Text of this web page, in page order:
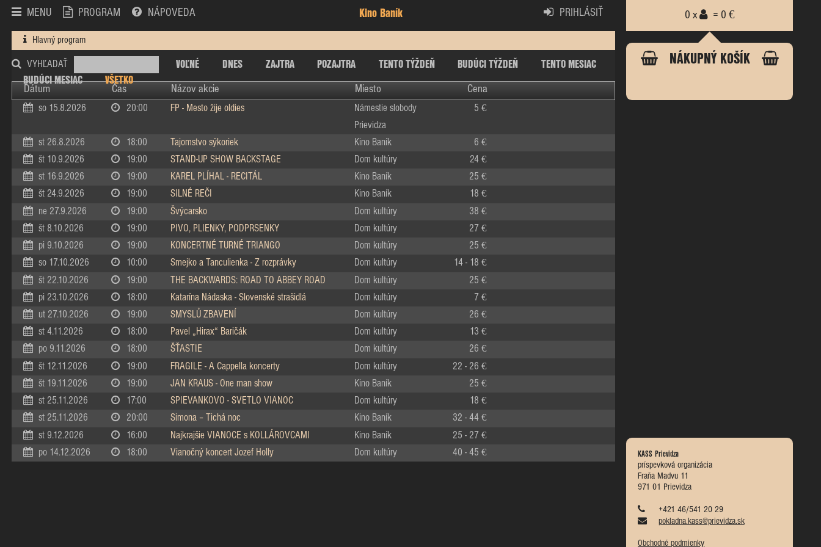
MENU PROGRAM NÁPOVEDA Kino Baník PRIHLÁSIŤ
Hlavný program
VYHĽADAŤ VOĽNÉ DNES ZAJTRA POZAJTRA TENTO TÝŽDEŇ BUDÚCI TÝŽDEŇ
TENTO MESIAC
BUDÚCI MESIAC
VŠETKO
Dátum Čas Názov akcie Miesto Cena
0 x = 0 €
NÁKUPNÝ KOŠÍK
KASS Prievidza
príspevková organizácia
Fraňa Madvu 11
971 01 Prievidza
+421 46/541 20 29
pokladna.kass@prievidza.sk
Obchodné podmienky
so 15.8.2026 20:00 FP - Mesto žije oldies
Námestie slobody
Prievidza
5 €
st 26.8.2026 18:00 Tajomstvo sýkoriek Kino Baník 6 €
št 10.9.2026 19:00 STAND-UP SHOW BACKSTAGE Dom kultúry 24 €
st 16.9.2026 19:00 KAREL PLÍHAL - RECITÁL Kino Baník 25 €
št 24.9.2026 19:00 SILNÉ REČI Kino Baník 18 €
ne 27.9.2026 19:00 Švýcarsko Dom kultúry 38 €
št 8.10.2026 19:00 PIVO, PLIENKY, PODPRSENKY Dom kultúry 27 €
pi 9.10.2026 19:00 KONCERTNÉ TURNÉ TRIANGO Dom kultúry 25 €
so 17.10.2026 10:00 Smejko a Tanculienka - Z rozprávky Dom kultúry 14 - 18 €
št 22.10.2026 19:00 THE BACKWARDS: ROAD TO ABBEY ROAD Dom kultúry 25 €
pi 23.10.2026 18:00 Katarína Nádaska - Slovenské strašidlá Dom kultúry 7 €
ut 27.10.2026 19:00 SMYSLŮ ZBAVENÍ Dom kultúry 26 €
st 4.11.2026 18:00 Pavel „Hirax“ Baričák Dom kultúry 13 €
po 9.11.2026 18:00 ŠŤASTIE Dom kultúry 26 €
št 12.11.2026 19:00 FRAGILE - A Cappella koncerty Dom kultúry 22 - 26 €
št 19.11.2026 19:00 JAN KRAUS - One man show Kino Baník 25 €
st 25.11.2026 17:00 SPIEVANKOVO - SVETLO VIANOC Dom kultúry 18 €
st 25.11.2026 20:00 Simona – Tichá noc Kino Baník 32 - 44 €
st 9.12.2026 16:00 Najkrajšie VIANOCE s KOLLÁROVCAMI Kino Baník 25 - 27 €
po 14.12.2026 18:00 Vianočný koncert Jozef Holly Dom kultúry 40 - 45 €